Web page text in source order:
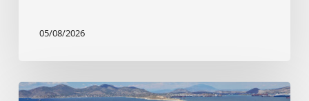
05/08/2026
Grčki